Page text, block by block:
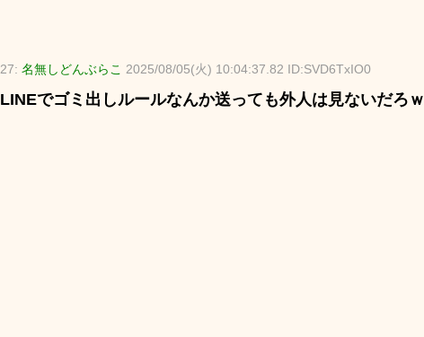
27: 名無しどんぶらこ 2025/08/05(火) 10:04:37.82 ID:SVD6TxIO0
LINEでゴミ出しルールなんか送っても外人は見ないだろｗ